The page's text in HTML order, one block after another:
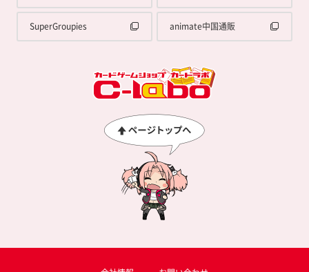
SuperGroupies animate中国通販